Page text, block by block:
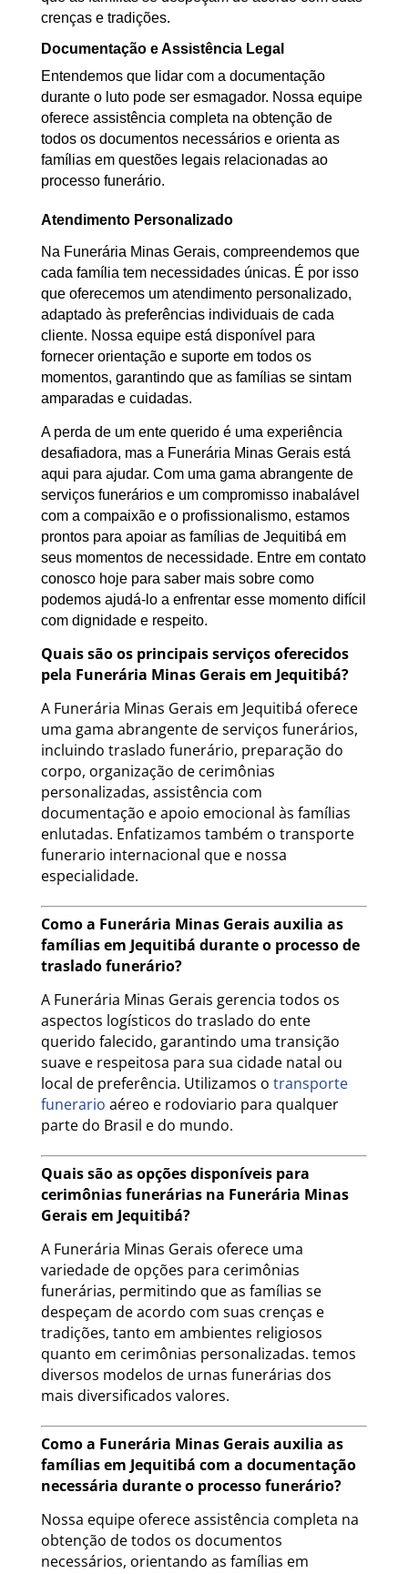
crenças e tradições.
Documentação e Assistência Legal
Entendemos que lidar com a documentação
durante o luto pode ser esmagador. Nossa equipe
oferece assistência completa na obtenção de
todos os documentos necessários e orienta as
famílias em questões legais relacionadas ao
processo funerário.
Atendimento Personalizado
Na Funerária Minas Gerais, compreendemos que
cada família tem necessidades únicas. É por isso
que oferecemos um atendimento personalizado,
adaptado às preferências individuais de cada
cliente. Nossa equipe está disponível para
fornecer orientação e suporte em todos os
momentos, garantindo que as famílias se sintam
amparadas e cuidadas.
A perda de um ente querido é uma experiência
desafiadora, mas a Funerária Minas Gerais está
aqui para ajudar. Com uma gama abrangente de
serviços funerários e um compromisso inabalável
com a compaixão e o profissionalismo, estamos
prontos para apoiar as famílias de Jequitibá em
seus momentos de necessidade. Entre em contato
conosco hoje para saber mais sobre como
podemos ajudá-lo a enfrentar esse momento difícil
com dignidade e respeito.
Quais são os principais serviços oferecidos
pela Funerária Minas Gerais em Jequitibá?
A Funerária Minas Gerais em Jequitibá oferece
uma gama abrangente de serviços funerários,
incluindo traslado funerário, preparação do
corpo, organização de cerimônias
personalizadas, assistência com
documentação e apoio emocional às famílias
enlutadas. Enfatizamos também o transporte
funerario internacional que e nossa
especialidade.
Como a Funerária Minas Gerais auxilia as
famílias em Jequitibá durante o processo de
traslado funerário?
A Funerária Minas Gerais gerencia todos os
aspectos logísticos do traslado do ente
querido falecido, garantindo uma transição
suave e respeitosa para sua cidade natal ou
local de preferência. Utilizamos o transporte
funerario aéreo e rodoviario para qualquer
parte do Brasil e do mundo.
Quais são as opções disponíveis para
cerimônias funerárias na Funerária Minas
Gerais em Jequitibá?
A Funerária Minas Gerais oferece uma
variedade de opções para cerimônias
funerárias, permitindo que as famílias se
despeçam de acordo com suas crenças e
tradições, tanto em ambientes religiosos
quanto em cerimônias personalizadas. temos
diversos modelos de urnas funerárias dos
mais diversificados valores.
Como a Funerária Minas Gerais auxilia as
famílias em Jequitibá com a documentação
necessária durante o processo funerário?
Nossa equipe oferece assistência completa na
obtenção de todos os documentos
necessários, orientando as famílias em